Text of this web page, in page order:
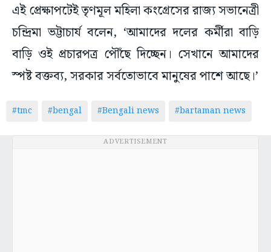
এই প্রেক্ষাপটেই তৃণমূল মহিলা কংগ্রেসের রাজ্য সভানেত্রী
চন্দ্রিমা ভট্টাচার্য বলেন, ‘আমাদের দলের কর্মীরা বাড়ি
বাড়ি ওই প্রচারপত্র পৌঁছে দিচ্ছেন। সেখানে আমাদের
স্পষ্ট বক্তব্য, সরকার সর্বতোভাবে মানুষের পাশে আছে।’
#tmc #bengal #Bengali news #bartaman news
ADVERTISEMENT